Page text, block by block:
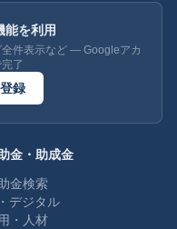
能を利用
件表示など — Googleアカ
了
録
金・助成金
金検索
デジタル
・人材